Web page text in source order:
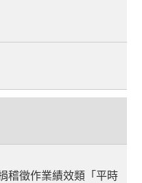
稽徵作業績效類「平時